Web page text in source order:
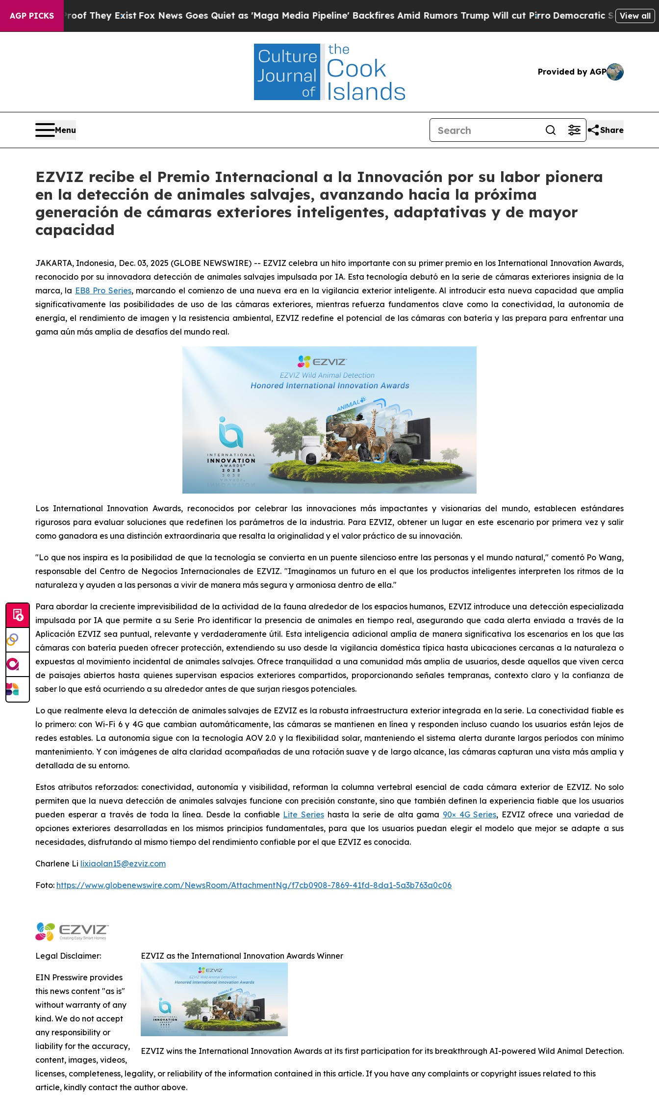
AGP PICKS
Proof They Exist Fox News Goes Quiet as 'Maga Media Pipeline' Backfires Amid Rumors Trump Will cut PirroDemocratic Socialists of View all
Provided by AGP
Menu Share
EZVIZ recibe el Premio Internacional a la Innovación por su labor pionera
en la detección de animales salvajes, avanzando hacia la próxima
generación de cámaras exteriores inteligentes, adaptativas y de mayor
capacidad
JAKARTA, Indonesia, Dec. 03, 2025 (GLOBE NEWSWIRE) -- EZVIZ celebra un hito importante con su primer premio en los International Innovation Awards,
reconocido por su innovadora detección de animales salvajes impulsada por IA. Esta tecnología debutó en la serie de cámaras exteriores insignia de la
marca, la EB8 Pro Series, marcando el comienzo de una nueva era en la vigilancia exterior inteligente. Al introducir esta nueva capacidad que amplía
significativamente las posibilidades de uso de las cámaras exteriores, mientras refuerza fundamentos clave como la conectividad, la autonomía de
energía, el rendimiento de imagen y la resistencia ambiental, EZVIZ redefine el potencial de las cámaras con batería y las prepara para enfrentar una
gama aún más amplia de desafíos del mundo real.
Los International Innovation Awards, reconocidos por celebrar las innovaciones más impactantes y visionarias del mundo, establecen estándares
rigurosos para evaluar soluciones que redefinen los parámetros de la industria. Para EZVIZ, obtener un lugar en este escenario por primera vez y salir
como ganadora es una distinción extraordinaria que resalta la originalidad y el valor práctico de su innovación.
"Lo que nos inspira es la posibilidad de que la tecnología se convierta en un puente silencioso entre las personas y el mundo natural," comentó Po Wang,
responsable del Centro de Negocios Internacionales de EZVIZ. "Imaginamos un futuro en el que los productos inteligentes interpreten los ritmos de la
naturaleza y ayuden a las personas a vivir de manera más segura y armoniosa dentro de ella."
Para abordar la creciente imprevisibilidad de la actividad de la fauna alrededor de los espacios humanos, EZVIZ introduce una detección especializada
impulsada por IA que permite a su Serie Pro identificar la presencia de animales en tiempo real, asegurando que cada alerta enviada a través de la
Aplicación EZVIZ sea puntual, relevante y verdaderamente útil. Esta inteligencia adicional amplía de manera significativa los escenarios en los que las
cámaras con batería pueden ofrecer protección, extendiendo su uso desde la vigilancia doméstica típica hasta ubicaciones cercanas a la naturaleza o
expuestas al movimiento incidental de animales salvajes. Ofrece tranquilidad a una comunidad más amplia de usuarios, desde aquellos que viven cerca
de paisajes abiertos hasta quienes supervisan espacios exteriores compartidos, proporcionando señales tempranas, contexto claro y la confianza de
saber lo que está ocurriendo a su alrededor antes de que surjan riesgos potenciales.
Lo que realmente eleva la detección de animales salvajes de EZVIZ es la robusta infraestructura exterior integrada en la serie. La conectividad fiable es
lo primero: con Wi-Fi 6 y 4G que cambian automáticamente, las cámaras se mantienen en línea y responden incluso cuando los usuarios están lejos de
redes estables. La autonomía sigue con la tecnología AOV 2.0 y la flexibilidad solar, manteniendo el sistema alerta durante largos períodos con mínimo
mantenimiento. Y con imágenes de alta claridad acompañadas de una rotación suave y de largo alcance, las cámaras capturan una vista más amplia y
detallada de su entorno.
Estos atributos reforzados: conectividad, autonomía y visibilidad, reforman la columna vertebral esencial de cada cámara exterior de EZVIZ. No solo
permiten que la nueva detección de animales salvajes funcione con precisión constante, sino que también definen la experiencia fiable que los usuarios
pueden esperar a través de toda la línea. Desde la confiable Lite Serieshasta la serie de alta gama 90× 4G Series, EZVIZ ofrece una variedad de
opciones exteriores desarrolladas en los mismos principios fundamentales, para que los usuarios puedan elegir el modelo que mejor se adapte a sus
necesidades, disfrutando al mismo tiempo del rendimiento confiable por el que EZVIZ es conocida.
Charlene Li lixiaolan15@ezviz.com
Foto: https://www.globenewswire.com/NewsRoom/AttachmentNg/f7cb0908-7869-41fd-8da1-5a3b763a0c06
EZVIZ as the International Innovation Awards Winner
EZVIZ wins the International Innovation Awards at its first participation for its breakthrough AI-powered Wild Animal Detection.
Legal Disclaimer:
EIN Presswire provides
this news content "as is"
without warranty of any
kind. We do not accept
any responsibility or
liability for the accuracy,
content, images, videos,
licenses, completeness, legality, or reliability of the information contained in this article. If you have any complaints or copyright issues related to this
article, kindly contact the author above.